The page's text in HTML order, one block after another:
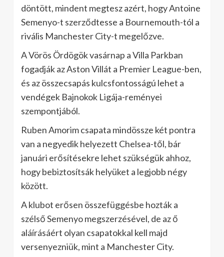
döntött, mindent megtesz azért, hogy Antoine
Semenyo-t szerződtesse a Bournemouth-tól a
rivális Manchester City-t megelőzve.
A Vörös Ördögök vasárnap a Villa Parkban
fogadják az Aston Villát a Premier League-ben,
és az összecsapás kulcsfontosságú lehet a
vendégek Bajnokok Ligája-reményei
szempontjából.
Ruben Amorim csapata mindössze két pontra
van a negyedik helyezett Chelsea-től, bár
januári erősítésekre lehet szükségük ahhoz,
hogy bebiztosítsák helyüket a legjobb négy
között.
A klubot erősen összefüggésbe hozták a
szélső Semenyo megszerzésével, de az ő
aláírásáért olyan csapatokkal kell majd
versenyezniük, mint a Manchester City.